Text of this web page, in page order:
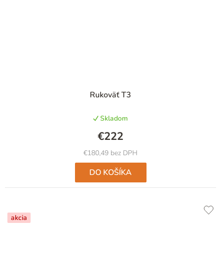
Rukoväť T3
Skladom
€180,49 bez DPH
€222
DO KOŠÍKA
akcia